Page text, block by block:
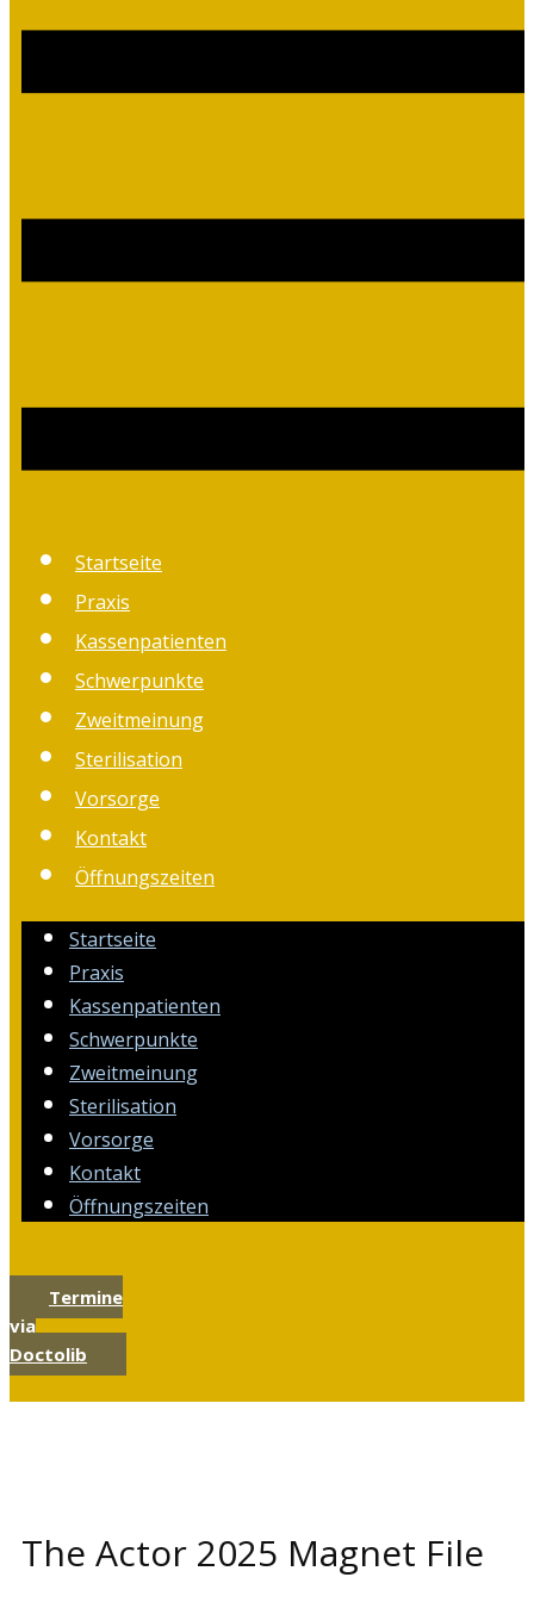
Startseite
Praxis
Kassenpatienten
Schwerpunkte
Zweitmeinung
Sterilisation
Vorsorge
Kontakt
Öffnungszeiten
Startseite
Praxis
Kassenpatienten
Schwerpunkte
Zweitmeinung
Sterilisation
Vorsorge
Kontakt
Öffnungszeiten
Termine
via
Doctolib
The Actor 2025 Magnet File